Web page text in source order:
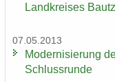
Land­krei­ses
07.05.2013
Mo­der­ni­sie­rung
Schluss­run­de